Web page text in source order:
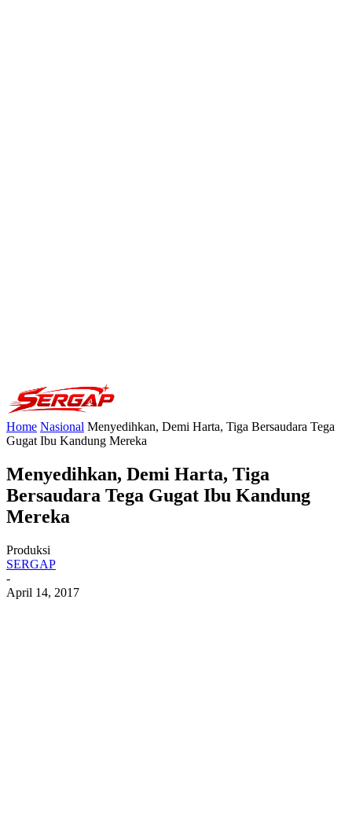
Home Nasional Menyedihkan, Demi Harta, Tiga Bersaudara Tega
Gugat Ibu Kandung Mereka
Menyedihkan, Demi Harta, Tiga
Bersaudara Tega Gugat Ibu Kandung
Mereka
Produksi
SERGAP
-
April 14, 2017